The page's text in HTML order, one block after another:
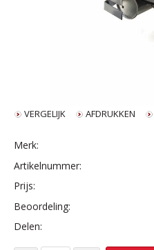
VERGELIJK AFDRUKKEN
Merk:
Artikelnummer:
Prijs:
Beoordeling:
Delen: